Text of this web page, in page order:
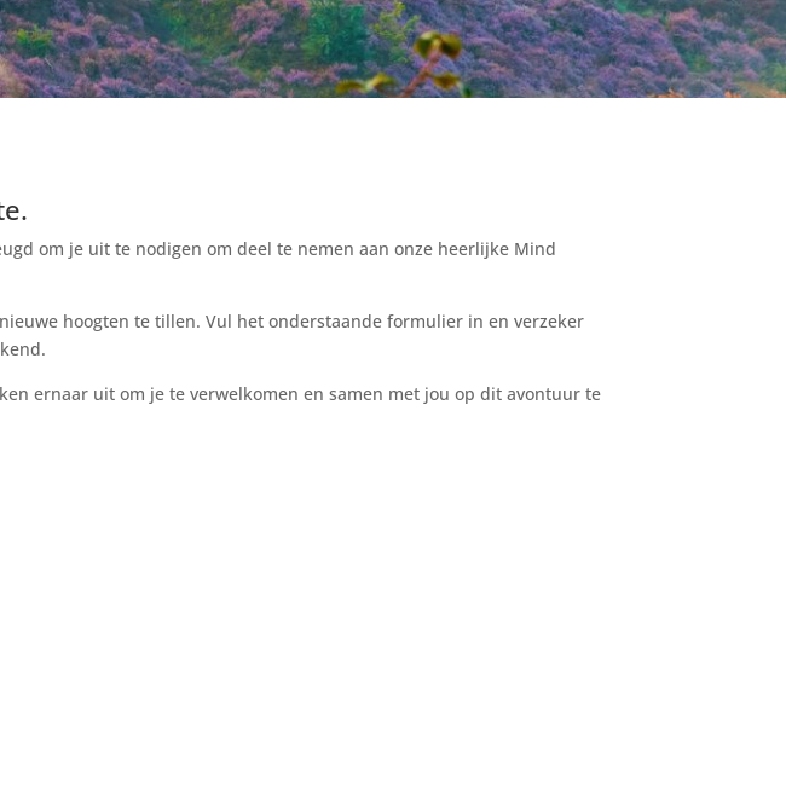
om je uit te nodigen om deel te nemen aan onze heerlijke Mind
hoogten te tillen.Vul het onderstaande formulier in en verzeker
ernaar uit om je te verwelkomen en samen met jou op dit avontuur te